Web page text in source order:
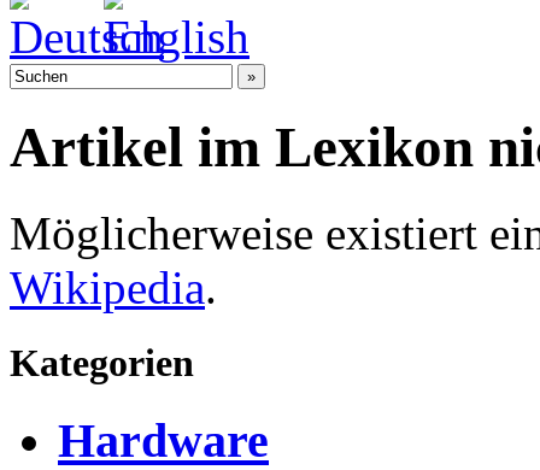
Artikel im Lexikon
Möglicherweise existiert
Wikipedia.
Kategorien
Hardware